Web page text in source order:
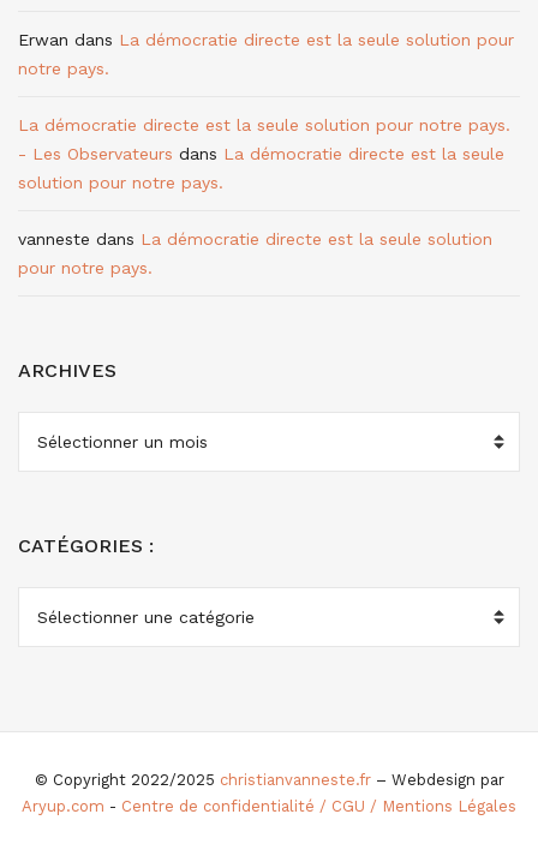
Erwan dans La démocratie directe est la seule solution pour
notre pays.
La démocratie directe est la seule solution pour notre pays.
- Les Observateurs dans La démocratie directe est la seule
solution pour notre pays.
vanneste dans La démocratie directe est la seule solution
pour notre pays.
ARCHIVES
ARCHIVES
CATÉGORIES :
CATÉGORIES
© Copyright 2022/2025 christianvanneste.fr– Webdesign par
Aryup.com - Centre de confidentialité / CGU / Mentions Légales